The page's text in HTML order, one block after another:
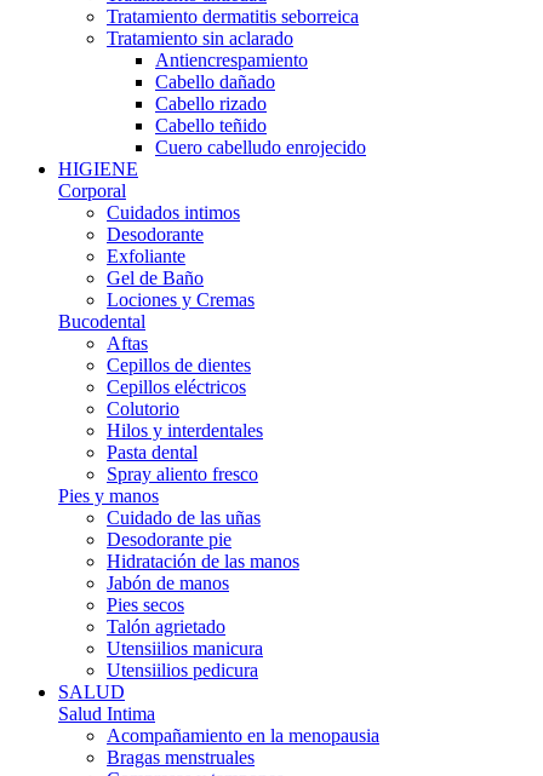
Tratamiento dermatitis seborreica
Tratamiento sin aclarado
Antiencrespamiento
Cabello dañado
Cabello rizado
Cabello teñido
Cuero cabelludo enrojecido
HIGIENE
Corporal
Cuidados intimos
Desodorante
Exfoliante
Gel de Baño
Lociones y Cremas
Bucodental
Aftas
Cepillos de dientes
Cepillos eléctricos
Colutorio
Hilos y interdentales
Pasta dental
Spray aliento fresco
Pies y manos
Cuidado de las uñas
Desodorante pie
Hidratación de las manos
Jabón de manos
Pies secos
Talón agrietado
Utensiilios manicura
Utensiilios pedicura
SALUD
Salud Intima
Acompañamiento en la menopausia
Bragas menstruales